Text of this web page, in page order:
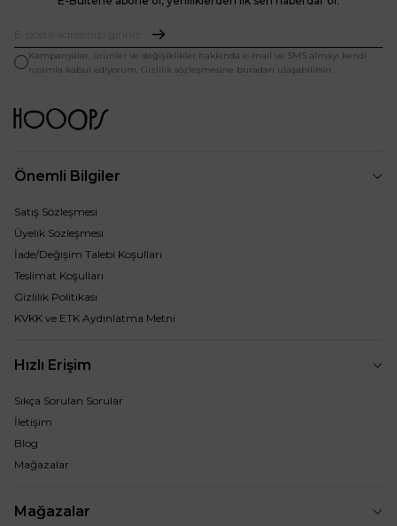
Kampanyalar, ürünler ve değişiklikler hakkında e-mail ve SMS almayı kendi
rızamla kabul ediyorum. Gizlilik sözleşmesine buradan ulaşabilirsin.
Önemli Bilgiler
Satış Sözleşmesi
Üyelik Sözleşmesi
İade/Değişim Talebi Koşulları
Teslimat Koşulları
Gizlilik Politikası
KVKK ve ETK Aydınlatma Metni
Hızlı Erişim
Sıkça Sorulan Sorular
İletişim
Blog
Mağazalar
Mağazalar